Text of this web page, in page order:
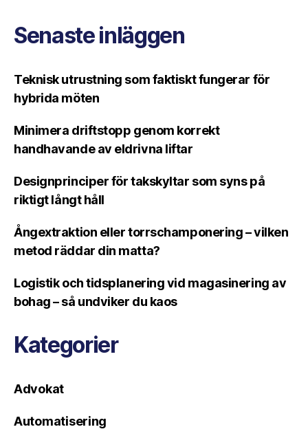
Senaste inläggen
Teknisk utrustning som faktiskt fungerar för
hybrida möten
Minimera driftstopp genom korrekt
handhavande av eldrivna liftar
Designprinciper för takskyltar som syns på
riktigt långt håll
Ångextraktion eller torrschamponering – vilken
metod räddar din matta?
Logistik och tidsplanering vid magasinering av
bohag – så undviker du kaos
Kategorier
Advokat
Automatisering